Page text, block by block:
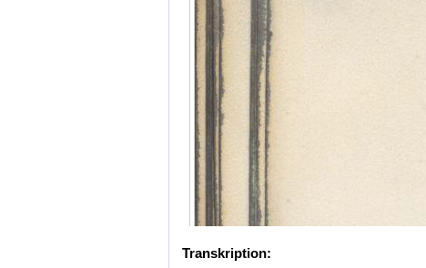
Transkription: